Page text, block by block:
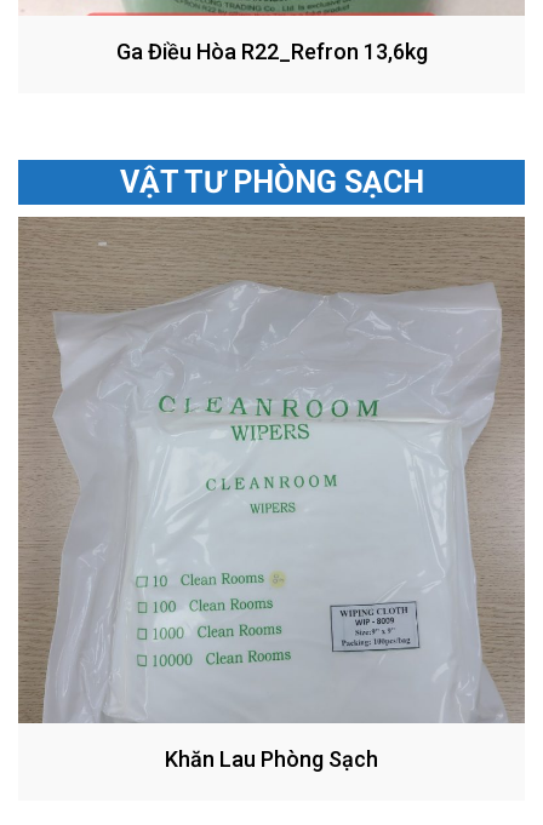
Ga Điều Hòa R22_Refron 13,6kg
VẬT TƯ PHÒNG SẠCH
Khăn Lau Phòng Sạch